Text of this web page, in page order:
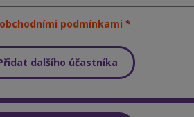
podmínkami
dalšího účastníka